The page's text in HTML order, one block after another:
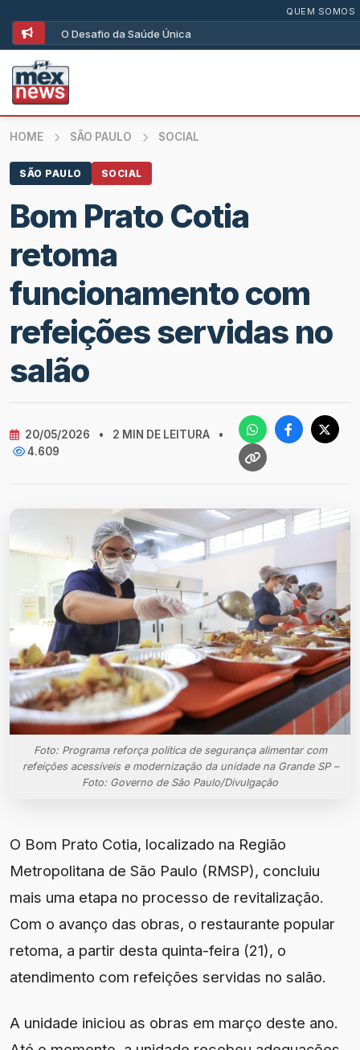
O Desafio da Saúde Única
QUEM SOMOS
HOME SÃO PAULO SOCIAL
SÃO PAULO SOCIAL
Bom Prato Cotia
retoma
funcionamento com
refeições servidas no
salão
20/05/2026 • 2 MIN DE LEITURA
•
4.609
Foto: Programa reforça política de segurança alimentar com
refeições acessíveis e modernização da unidade na Grande SP –
Foto: Governo de São Paulo/Divulgação
O Bom Prato Cotia, localizado na Região
Metropolitana de São Paulo (RMSP), concluiu
mais uma etapa no processo de revitalização.
Com o avanço das obras, o restaurante popular
retoma, a partir desta quinta-feira (21), o
atendimento com refeições servidas no salão.
A unidade iniciou as obras em março deste ano.